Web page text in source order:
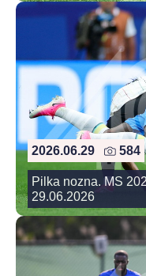
2026.06.29 584
Pilka nozna. MS
29.06.2026